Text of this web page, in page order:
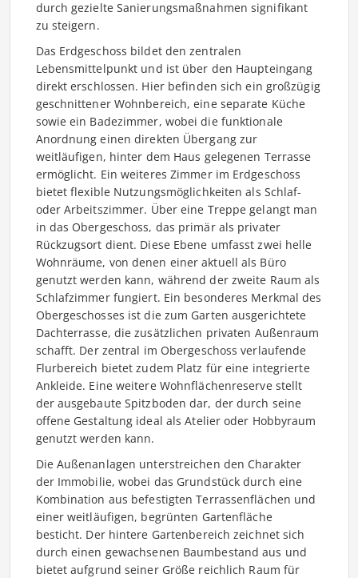
durch gezielte Sanierungsmaßnahmen signifikant
zu steigern.
Das Erdgeschoss bildet den zentralen
Lebensmittelpunkt und ist über den Haupteingang
direkt erschlossen. Hier befinden sich ein großzügig
geschnittener Wohnbereich, eine separate Küche
sowie ein Badezimmer, wobei die funktionale
Anordnung einen direkten Übergang zur
weitläufigen, hinter dem Haus gelegenen Terrasse
ermöglicht. Ein weiteres Zimmer im Erdgeschoss
bietet flexible Nutzungsmöglichkeiten als Schlaf-
oder Arbeitszimmer. Über eine Treppe gelangt man
in das Obergeschoss, das primär als privater
Rückzugsort dient. Diese Ebene umfasst zwei helle
Wohnräume, von denen einer aktuell als Büro
genutzt werden kann, während der zweite Raum als
Schlafzimmer fungiert. Ein besonderes Merkmal des
Obergeschosses ist die zum Garten ausgerichtete
Dachterrasse, die zusätzlichen privaten Außenraum
schafft. Der zentral im Obergeschoss verlaufende
Flurbereich bietet zudem Platz für eine integrierte
Ankleide. Eine weitere Wohnflächenreserve stellt
der ausgebaute Spitzboden dar, der durch seine
offene Gestaltung ideal als Atelier oder Hobbyraum
genutzt werden kann.
Die Außenanlagen unterstreichen den Charakter
der Immobilie, wobei das Grundstück durch eine
Kombination aus befestigten Terrassenflächen und
einer weitläufigen, begrünten Gartenfläche
besticht. Der hintere Gartenbereich zeichnet sich
durch einen gewachsenen Baumbestand aus und
bietet aufgrund seiner Größe reichlich Raum für